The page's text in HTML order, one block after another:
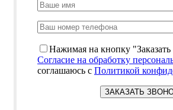
Нажимая на кнопку
Согласие на обработку
соглашаюсь с Политикой